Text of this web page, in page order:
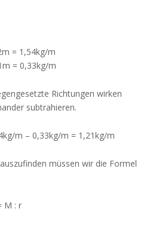
= 1,54kg/m
= 0,33kg/m
Richtungen wirken
subtrahieren.
m – 0,33kg/m = 1,21kg/m
müssen wir die Formel
M : r